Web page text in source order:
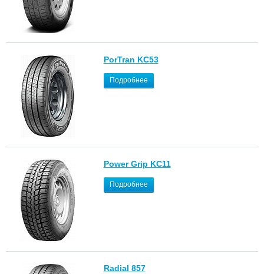
PorTran KC53
Подробнее
Power Grip KC11
Подробнее
Radial 857